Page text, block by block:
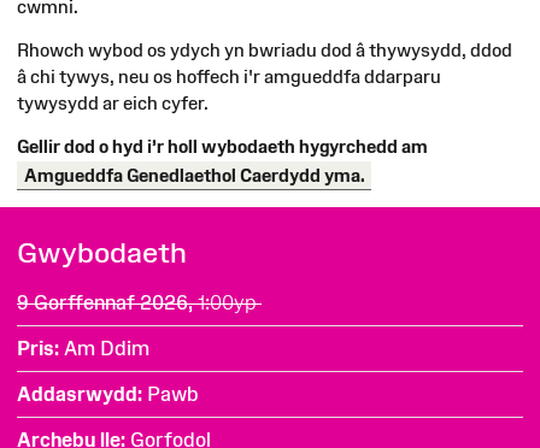
cwmni.
Rhowch wybod os ydych yn bwriadu dod â thywysydd, ddod
â chi tywys, neu os hoffech i'r amgueddfa ddarparu
tywysydd ar eich cyfer.
Gellir dod o hyd i’r holl wybodaeth hygyrchedd am
Amgueddfa Genedlaethol Caerdydd yma.
Gwybodaeth
9 Gorffennaf 2026,1:00yp
Pris Am Ddim
Addasrwydd Pawb
Archebu lle Gorfodol